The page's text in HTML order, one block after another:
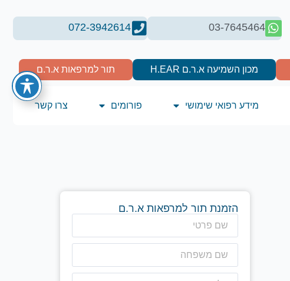
03-7645464
072-3942614
תור למרפאות א.ר.ם מכון השמיעה א.ר.ם H.EAR
מידע רפואי שימושי פורומים צרו קשר
הזמנת תור למרפאות א.ר.ם